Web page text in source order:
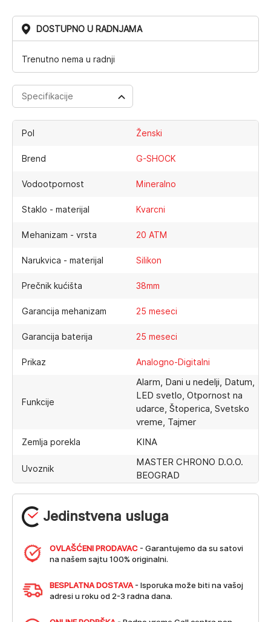
DOSTUPNO U RADNJAMA
Trenutno nema u radnji
Jedinstvena usluga
OVLAŠĆENI PRODAVAC - Garantujemo da su satovi
na našem sajtu 100% originalni.
BESPLATNA DOSTAVA - Isporuka može biti na vašoj
adresi u roku od 2-3 radna dana.
Specifikacije
Pol Ženski
Brend G-SHOCK
Vodootpornost Mineralno
Staklo - materijal Kvarcni
Mehanizam - vrsta 20 ATM
Narukvica - materijal Silikon
Prečnik kućišta 38mm
Garancija mehanizam 25 meseci
Garancija baterija 25 meseci
Prikaz Analogno-Digitalni
Funkcije
Alarm, Dani u nedelji, Datum,
LED svetlo, Otpornost na
udarce, Štoperica, Svetsko
vreme, Tajmer
Zemlja porekla KINA
Uvoznik
MASTER CHRONO D.O.O.
BEOGRAD